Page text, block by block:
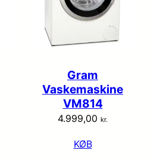
Gram
Vaskemaskine
VM814
4.999,00 kr.
KØB